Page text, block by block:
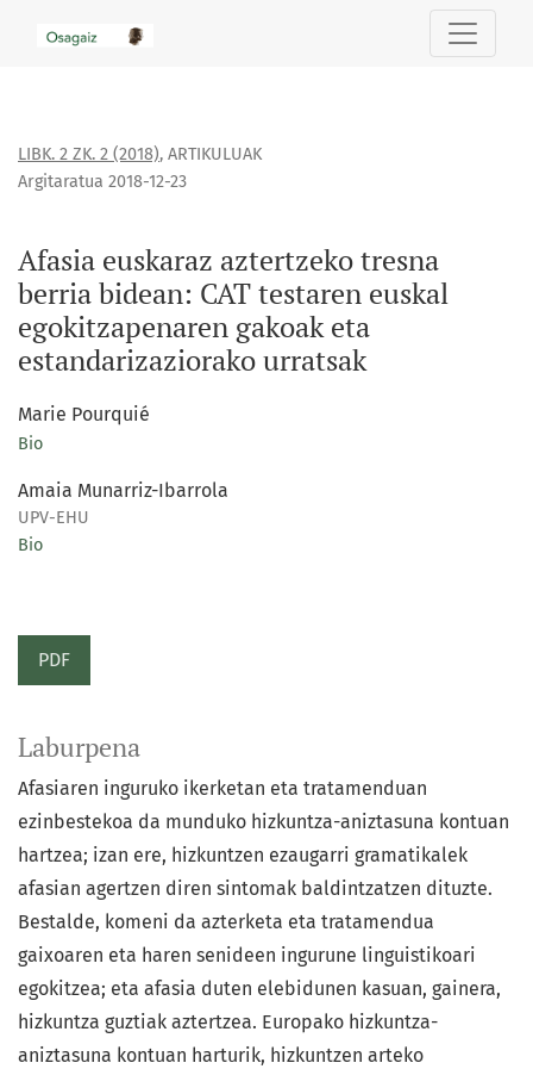
Afasia euskaraz aztertzeko tresna berria bidean: CAT
LIBK. 2 ZK. 2 (2018), ARTIKULUAK
Afasia euskaraz aztertzeko tresna
berria bidean: CAT testaren euskal
egokitzapenaren gakoak eta
estandarizaziorako urratsak
Argitaratua 2018-12-23
Marie Pourquié
Bio
Amaia Munarriz-Ibarrola
UPV-EHU
Bio
PDF
Laburpena
Afasiaren inguruko ikerketan eta tratamenduan
ezinbestekoa da munduko hizkuntza-aniztasuna kontuan
hartzea; izan ere, hizkuntzen ezaugarri gramatikalek
afasian agertzen diren sintomak baldintzatzen dituzte.
Bestalde, komeni da azterketa eta tratamendua
gaixoaren eta haren senideen ingurune linguistikoari
egokitzea; eta afasia duten elebidunen kasuan, gainera,
hizkuntza guztiak aztertzea. Europako hizkuntza-
aniztasuna kontuan harturik, hizkuntzen arteko